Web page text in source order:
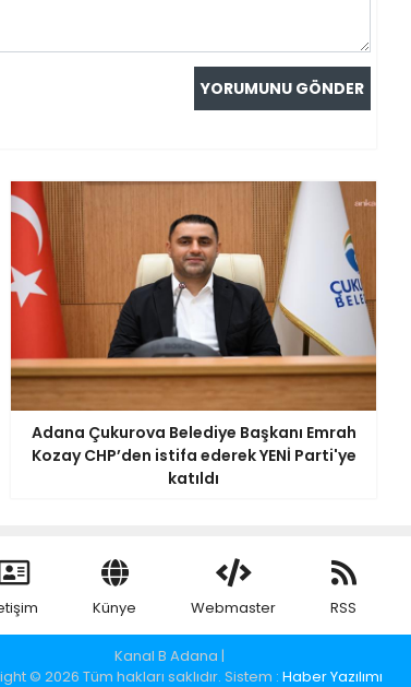
Adana Çukurova Belediye Başkanı Emrah
Kozay CHP’den istifa ederek YENİ Parti'ye
katıldı
Künye Webmaster RSS
Kanal B Adana |
© 2026 Tüm hakları saklıdır. Sistem : Haber Yazılımı